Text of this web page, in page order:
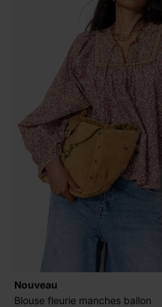
nouveau
Blouse fleurie manches ballon